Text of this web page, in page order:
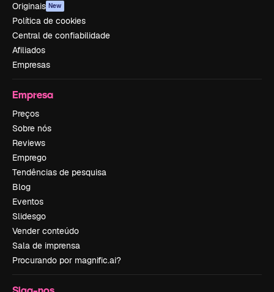
Originais New
Política de cookies
Central de confiabilidade
Afiliados
Empresas
Empresa
Preços
Sobre nós
Reviews
Emprego
Tendências de pesquisa
Blog
Eventos
Slidesgo
Vender conteúdo
Sala de imprensa
Procurando por magnific.ai?